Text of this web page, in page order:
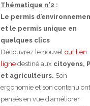
Thématique n°2 :
Le permis
et le permis unique en
quelques clics
Découvrez le nouvel outil en
ligne destiné aux citoyens,
et agriculteurs. Son
ergonomie et son contenu
pensés en vue d’améliorer